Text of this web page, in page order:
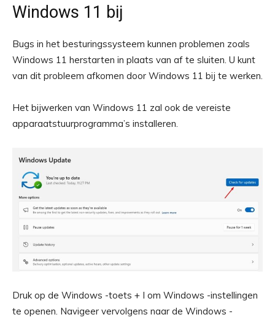
Windows 11 bij
Bugs in het besturingssysteem kunnen problemen zoals
Windows 11 herstarten in plaats van af te sluiten. U kunt
van dit probleem afkomen door Windows 11 bij te werken.
Het bijwerken van Windows 11 zal ook de vereiste
apparaatstuurprogramma’s installeren.
Druk op de Windows -toets + I om Windows -instellingen
te openen. Navigeer vervolgens naar de Windows -